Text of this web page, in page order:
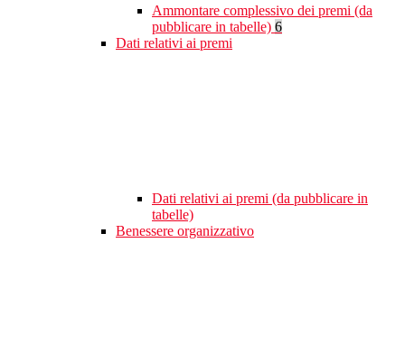
Ammontare complessivo dei premi (da
pubblicare in tabelle) 6
Dati relativi ai premi
Dati relativi ai premi (da pubblicare in
tabelle)
Benessere organizzativo